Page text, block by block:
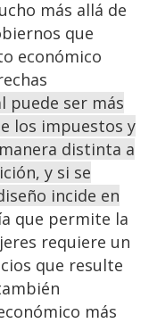
más allá de
que
económico
puede ser más
los impuestos y
distinta a
y si se
incide en
que permite la
requiere un
que resulte
más